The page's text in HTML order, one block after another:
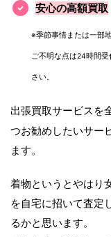
安心の高額買取
※季節事情または一部
ご不明な点は24時間
さい。
出張買取サービスを
つお勧めしたいサー
ます。
着物というとやはり
を自宅に招いて査定
るかと思います。